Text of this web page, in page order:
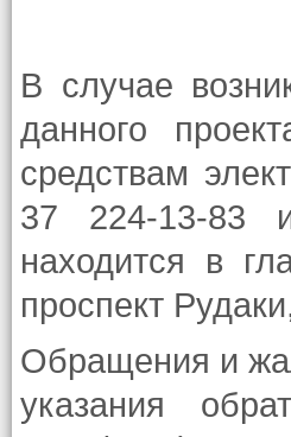
В случае
данного
средствам
37 224-13-83
находится в
проспект
Обращения и
указания